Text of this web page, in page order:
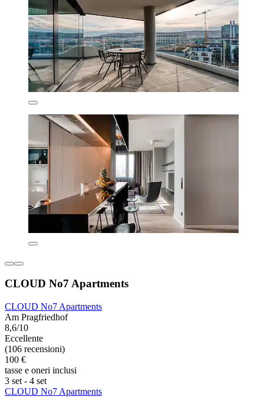
CLOUD No7 Apartments
CLOUD No7 Apartments
Am Pragfriedhof
8,6/10
Eccellente
(106 recensioni)
100 €
tasse e oneri inclusi
3 set - 4 set
CLOUD No7 Apartments